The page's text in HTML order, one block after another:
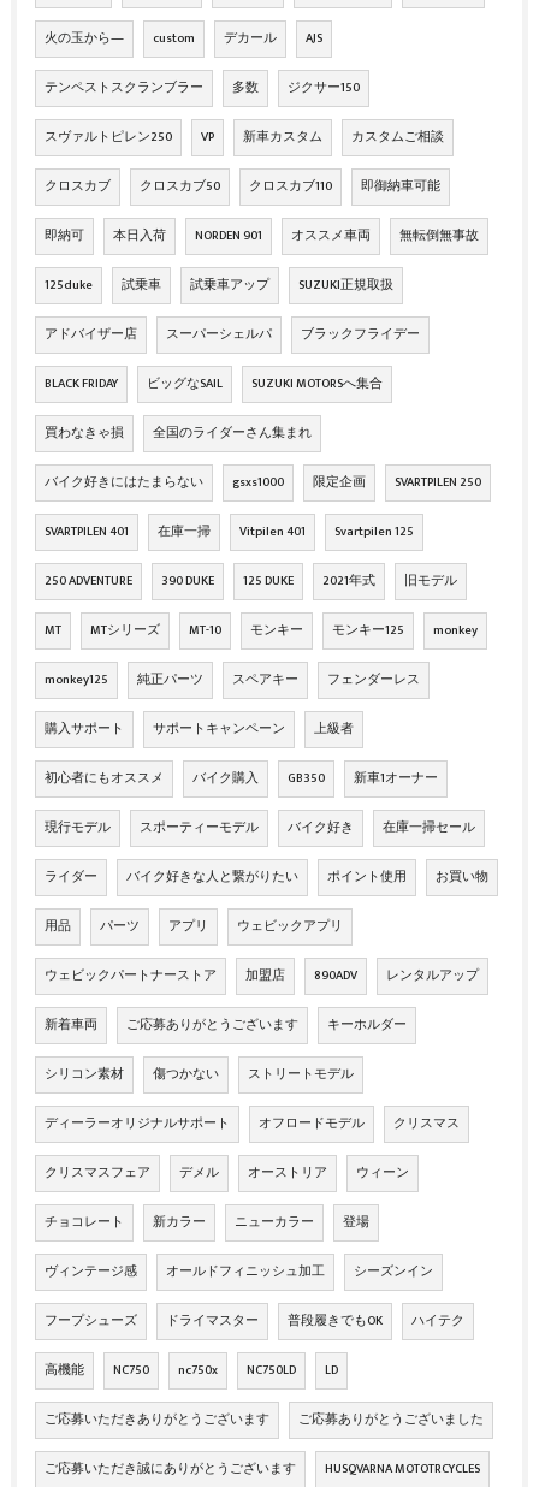
火の玉から― custom デカール AJS
テンペストスクランブラー 多数 ジクサー150
スヴァルトピレン250 VP 新車カスタム カスタムご相談
クロスカブ クロスカブ50 クロスカブ110 即御納車可能
即納可 本日入荷 NORDEN 901 オススメ車両 無転倒無事故
125duke 試乗車 試乗車アップ SUZUKI正規取扱
アドバイザー店 スーパーシェルパ ブラックフライデー
BLACK FRIDAY ビッグなSAIL SUZUKI MOTORSへ集合
買わなきゃ損 全国のライダーさん集まれ
バイク好きにはたまらない gsxs1000 限定企画 SVARTPILEN 250
SVARTPILEN 401 在庫一掃 Vitpilen 401 Svartpilen 125
250 ADVENTURE 390 DUKE 125 DUKE 2021年式 旧モデル
MT MTシリーズ MT-10 モンキー モンキー125 monkey
monkey125 純正パーツ スペアキー フェンダーレス
購入サポート サポートキャンペーン 上級者
初心者にもオススメ バイク購入 GB350 新車1オーナー
現行モデル スポーティーモデル バイク好き 在庫一掃セール
ライダー バイク好きな人と繋がりたい ポイント使用 お買い物
用品 パーツ アプリ ウェビックアプリ
ウェビックパートナーストア 加盟店 890ADV レンタルアップ
新着車両 ご応募ありがとうございます キーホルダー
シリコン素材 傷つかない ストリートモデル
ディーラーオリジナルサポート オフロードモデル クリスマス
クリスマスフェア デメル オーストリア ウィーン
チョコレート 新カラー ニューカラー 登場
ヴィンテージ感 オールドフィニッシュ加工 シーズンイン
フープシューズ ドライマスター 普段履きでもOK ハイテク
高機能 NC750 nc750x NC750LD LD
ご応募いただきありがとうございます ご応募ありがとうございました
ご応募いただき誠にありがとうございます HUSQVARNA MOTOTRCYCLES